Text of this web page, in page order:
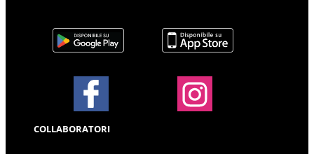
COLLABORATORI